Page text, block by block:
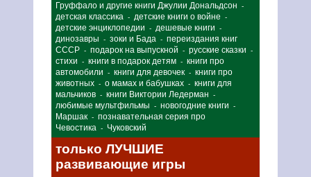
Груффало и другие книги Джулии Дональдсон -
детская классика - детские книги о войне -
детские энциклопедии - дешевые книги -
динозавры - зоки и Бада - переиздания книг
СССР - подарок на выпускной - русские сказки -
стихи - книги в подарок детям - книги про
автомобили - книги для девочек - книги про
животных - о мамах и бабушках - книги для
мальчиков - книги Виктории Ледерман -
любимые мультфильмы - новогодние книги -
Маршак - познавательная серия про
Чевостика - Чуковский
только ЛУЧШИЕ
развивающие игры